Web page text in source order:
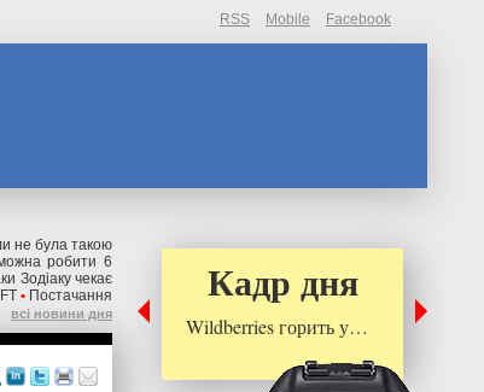
RSS Mobile Facebook
не була такою
робити 6
Зодіаку чекає
• Постачання
всі новини дня
Кадр дня
Wildberries горить у…